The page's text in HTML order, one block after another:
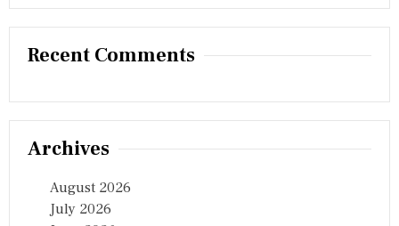
Recent Comments
Archives
August 2026
July 2026